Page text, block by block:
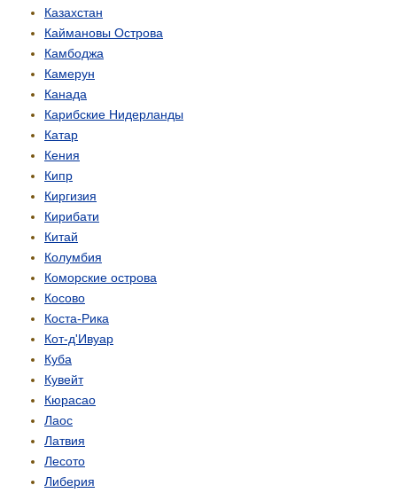
Казахстан
Каймановы Острова
Камбоджа
Камерун
Канада
Карибские Нидерланды
Катар
Кения
Кипр
Киргизия
Кирибати
Китай
Колумбия
Коморские острова
Косово
Коста-Рика
Кот-д'Ивуар
Куба
Кувейт
Кюрасао
Лаос
Латвия
Лесото
Либерия